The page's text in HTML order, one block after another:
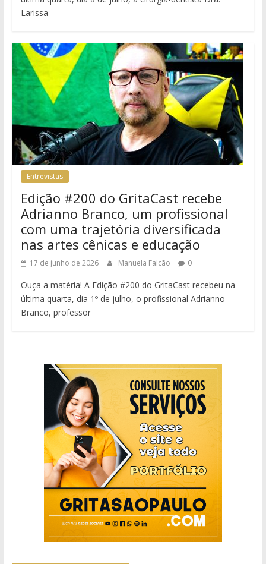
Larissa
Entrevistas
Edição #200 do GritaCast recebe
Adrianno Branco, um profissional
com uma trajetória diversificada
nas artes cênicas e educação
17 de junho de 2026 Manuela Falcão 0
Ouça a matéria! A Edição #200 do GritaCast recebeu na
última quarta, dia 1º de julho, o profissional Adrianno
Branco, professor